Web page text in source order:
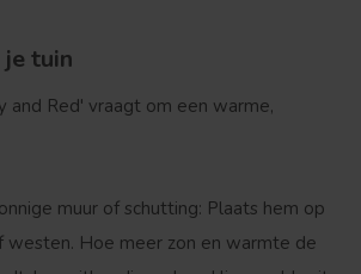
je tuin
and Red' vraagt om een warme,
muur of schutting: Plaats hem op
westen. Hoe meer zon en warmte de